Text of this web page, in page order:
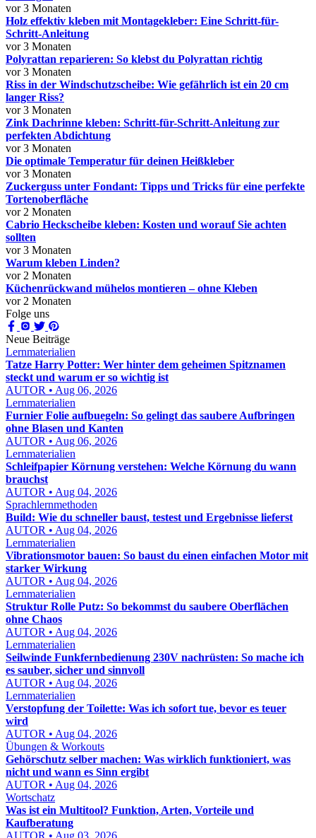
vor 3 Monaten
Holz effektiv kleben mit Montagekleber: Eine Schritt-für-
Schritt-Anleitung
vor 3 Monaten
Polyrattan reparieren: So klebst du Polyrattan richtig
vor 3 Monaten
Riss in der Windschutzscheibe: Wie gefährlich ist ein 20 cm
langer Riss?
vor 3 Monaten
Zink Dachrinne kleben: Schritt-für-Schritt-Anleitung zur
perfekten Abdichtung
vor 3 Monaten
Die optimale Temperatur für deinen Heißkleber
vor 3 Monaten
Zuckerguss unter Fondant: Tipps und Tricks für eine perfekte
Tortenoberfläche
vor 2 Monaten
Cabrio Heckscheibe kleben: Kosten und worauf Sie achten
sollten
vor 3 Monaten
Warum kleben Linden?
vor 2 Monaten
Küchenrückwand mühelos montieren – ohne Kleben
vor 2 Monaten
Folge uns
Neue Beiträge
Lernmaterialien
Tatze Harry Potter: Wer hinter dem geheimen Spitznamen
steckt und warum er so wichtig ist
AUTOR • Aug 06, 2026
Lernmaterialien
Furnier Folie aufbuegeln: So gelingt das saubere Aufbringen
ohne Blasen und Kanten
AUTOR • Aug 06, 2026
Lernmaterialien
Schleifpapier Körnung verstehen: Welche Körnung du wann
brauchst
AUTOR • Aug 04, 2026
Sprachlernmethoden
Build: Wie du schneller baust, testest und Ergebnisse lieferst
AUTOR • Aug 04, 2026
Lernmaterialien
Vibrationsmotor bauen: So baust du einen einfachen Motor mit
starker Wirkung
AUTOR • Aug 04, 2026
Lernmaterialien
Struktur Rolle Putz: So bekommst du saubere Oberflächen
ohne Chaos
AUTOR • Aug 04, 2026
Lernmaterialien
Seilwinde Funkfernbedienung 230V nachrüsten: So mache ich
es sauber, sicher und sinnvoll
AUTOR • Aug 04, 2026
Lernmaterialien
Verstopfung der Toilette: Was ich sofort tue, bevor es teuer
wird
AUTOR • Aug 04, 2026
Übungen & Workouts
Gehörschutz selber machen: Was wirklich funktioniert, was
nicht und wann es Sinn ergibt
AUTOR • Aug 04, 2026
Wortschatz
Was ist ein Multitool? Funktion, Arten, Vorteile und
Kaufberatung
AUTOR • Aug 03, 2026